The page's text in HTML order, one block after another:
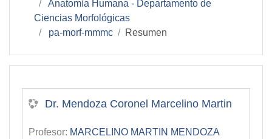
Anatomía Humana - Departamento de
Ciencias Morfológicas
pa-morf-mmmc
Resumen
Dr. Mendoza Coronel Marcelino Martin
Profesor: MARCELINO MARTIN MENDOZA